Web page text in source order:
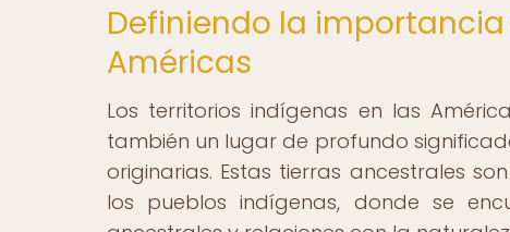
Definiendo la
Américas
Los territorios indígenas en las
también un lugar de profundo
originarias. Estas tierras ancestrales
los pueblos indígenas, donde se